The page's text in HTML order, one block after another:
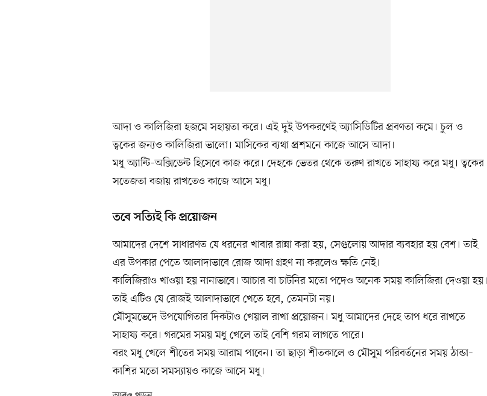
আদা ও কালিজিরা হজমে সহায়তা করে। এই দুই উপকরণেই অ্যাসিডিটির প্রবণতা কমে। চুল ও
ত্বকের জন্যও কালিজিরা ভালো। মাসিকের ব্যথা প্রশমনে কাজে আসে আদা।
মধু অ্যান্টি–অক্সিডেন্ট হিসেবে কাজ করে। দেহকে ভেতর থেকে তরুণ রাখতে সাহায্য করে মধু। ত্বকের
সতেজতা বজায় রাখতেও কাজে আসে মধু।
তবে সত্যিই কি প্রয়োজন
আমাদের দেশে সাধারণত যে ধরনের খাবার রান্না করা হয়, সেগুলোয় আদার ব্যবহার হয় বেশ। তাই
এর উপকার পেতে আলাদাভাবে রোজ আদা গ্রহণ না করলেও ক্ষতি নেই।
কালিজিরাও খাওয়া হয় নানাভাবে। আচার বা চাটনির মতো পদেও অনেক সময় কালিজিরা দেওয়া হয়।
তাই এটিও যে রোজই আলাদাভাবে খেতে হবে, তেমনটা নয়।
মৌসুমভেদে উপযোগিতার দিকটাও খেয়াল রাখা প্রয়োজন। মধু আমাদের দেহে তাপ ধরে রাখতে
সাহায্য করে। গরমের সময় মধু খেলে তাই বেশি গরম লাগতে পারে।
বরং মধু খেলে শীতের সময় আরাম পাবেন। তা ছাড়া শীতকালে ও মৌসুম পরিবর্তনের সময় ঠান্ডা–
কাশির মতো সমস্যায়ও কাজে আসে মধু।